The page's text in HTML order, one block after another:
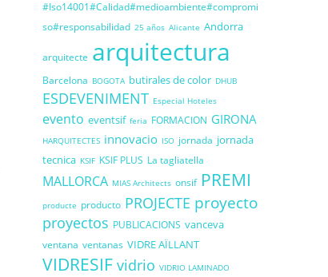
#Iso14001#Calidad#medioambiente#compromi
so#responsabilidad 25 años Alicante Andorra
arquitecte arquitectura
Barcelona BOGOTA butirales de color DHUB
ESDEVENIMENT Especial Hoteles
evento eventsif feria FORMACION GIRONA
HARQUITECTES innovacio ISO jornada jornada
tecnica KSIF KSIF PLUS La tagliatella
MALLORCA MIAS Architects onsif PREMI
producte producto PROJECTE proyecto
proyectos PUBLICACIONS vanceva
ventana ventanas VIDRE AÏLLANT
VIDRESIF vidrio VIDRIO LAMINADO